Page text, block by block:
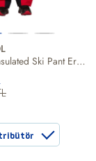
Rossignol Insulated Ski Pant Erkek Kayak Pantolonu